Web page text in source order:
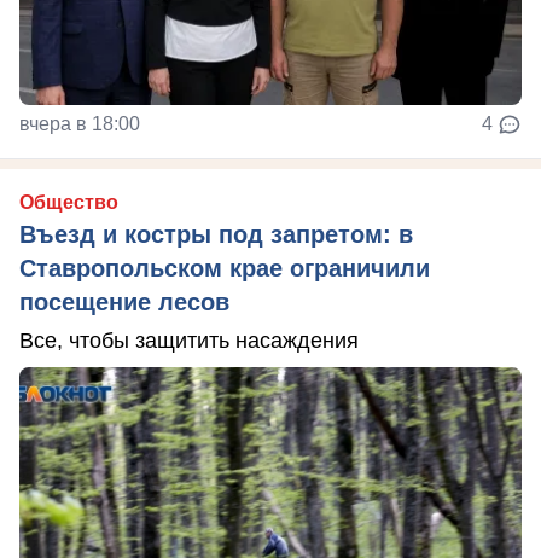
вчера в 18:00 4
Общество
Въезд и костры под запретом: в
Ставропольском крае ограничили
посещение лесов
Все, чтобы защитить насаждения